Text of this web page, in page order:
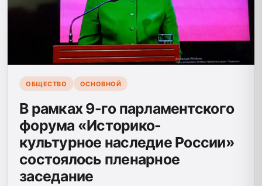
ОБЩЕСТВО ОСНОВНОЙ
В рамках 9-го парламентского
форума «Историко-
культурное наследие России»
состоялось пленарное
заседание